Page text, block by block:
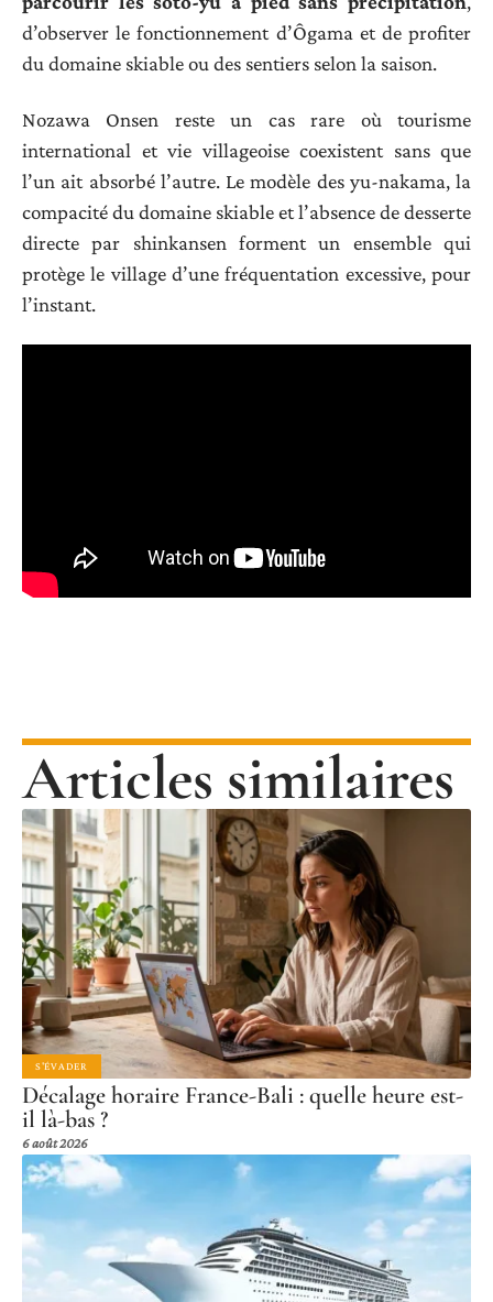
d’observer le fonctionnement d’Ôgama et de profiter
du domaine skiable ou des sentiers selon la saison.
Nozawa Onsen reste un cas rare où tourisme
international et vie villageoise coexistent sans que
l’un ait absorbé l’autre. Le modèle des yu-nakama, la
compacité du domaine skiable et l’absence de desserte
directe par shinkansen forment un ensemble qui
protège le village d’une fréquentation excessive, pour
l’instant.
Articles similaires
S'ÉVADER
Décalage horaire France-Bali : quelle heure est-
il là-bas ?
6 août 2026